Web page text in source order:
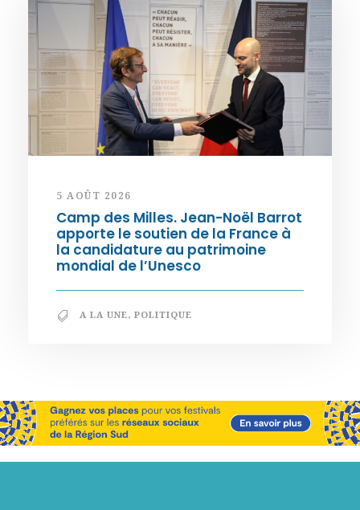
5 AOÛT 2026
Camp des Milles. Jean-Noël Barrot
apporte le soutien de la France à
la candidature au patrimoine
mondial de l’Unesco
A LA UNE, POLITIQUE